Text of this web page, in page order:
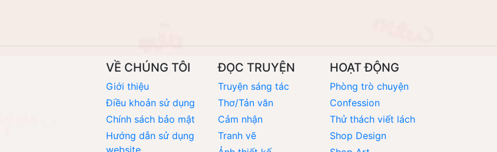
VỀ CHÚNG TÔI
Giới thiệu
Điều khoản sử dụng
Chính sách bảo mật
Hướng dẫn sử dụng
website
ĐỌC TRUYỆN
Truyện sáng tác
Thơ/Tản văn
Cảm nhận
Tranh vẽ
HOẠT ĐỘNG
Phòng trò chuyện
Confession
Thử thách viết lách
Shop Design